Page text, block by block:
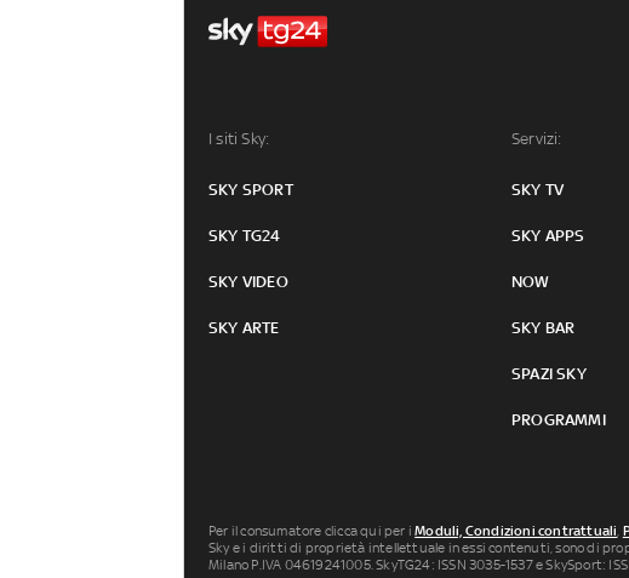
I siti Sky:
SKY SPORT
SKY TG24
SKY VIDEO
SKY ARTE
Servizi:
SKY TV
SKY APPS
NOW
SKY BAR
SPAZI SKY
PROGRAMMI
Per il consumatore clicca qui per iModuli, Condizioni contrattuali,
Sky e i diritti di proprietà intellettuale in essi contenuti, sono di
Milano P.IVA 04619241005. SkyTG24: ISSN 3035-1537 e SkySport: